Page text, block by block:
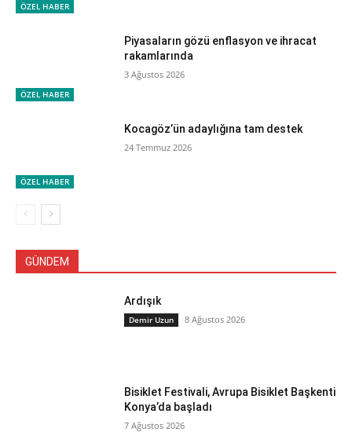
ÖZEL HABER
ÖZEL HABER
Piyasaların gözü enflasyon ve ihracat
rakamlarında
3 Ağustos 2026
ÖZEL HABER
Kocagöz’ün adaylığına tam destek
24 Temmuz 2026
GÜNDEM
Ardışık
Demir Uzun 8 Ağustos 2026
Bisiklet Festivali, Avrupa Bisiklet Başkenti
Konya’da başladı
7 Ağustos 2026